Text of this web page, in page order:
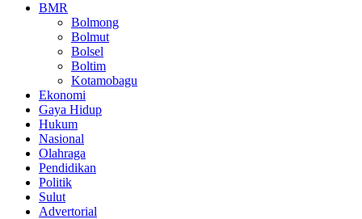
BMR
Bolmong
Bolmut
Bolsel
Boltim
Kotamobagu
Ekonomi
Gaya Hidup
Hukum
Nasional
Olahraga
Pendidikan
Politik
Sulut
Advertorial